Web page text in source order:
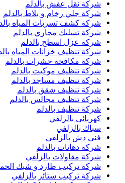
شركة نقل عفش بالدلم
شركة جلي رخام و بلاط بالدلم
شركة كشف تسربات المياه
شركة تسليك مجاري بالدلم
شركة عزل اسطح بالدلم
شركة تنظيف خزانات المياه
شركة مكافحة حشرات بالدلم
شركة تنظيف موكيت بالدلم
شركة تنظيف مساجد بالدلم
شركة تنظيف شقق بالدلم
شركة تنظيف مجالس بالدلم
شركة تنظيف بالدلم
كهربائى بالزلفي
سباك بالزلفي
فني دش بالزلفي
شركة دهانات بالدلم
شركة مقاولات بالزلفي
شركة تركيب طارد و شبك
شركة تركيب ستائر بالزلفي